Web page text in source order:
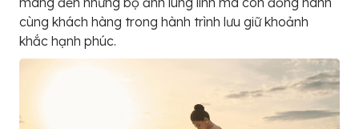
cùng khách hàng trong hành trình lưu giữ khoảnh
khắc hạnh phúc.